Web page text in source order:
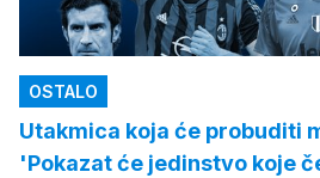
OSTALO
Utakmica koja će probuditi
'Pokazat će jedinstvo koje